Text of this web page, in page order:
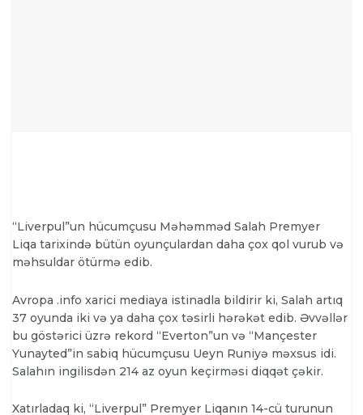
“Liverpul”un hücumçusu Məhəmməd Salah Premyer
Liqa tarixində bütün oyunçulardan daha çox qol vurub və
məhsuldar ötürmə edib.
Avropa .info xarici mediaya istinadla bildirir ki, Salah artıq
37 oyunda iki və ya daha çox təsirli hərəkət edib. Əvvəllər
bu göstərici üzrə rekord “Everton”un və “Mançester
Yunayted”in sabiq hücumçusu Ueyn Runiyə məxsus idi.
Salahın ingilisdən 214 az oyun keçirməsi diqqət çəkir.
Xatırladaq ki, “Liverpul” Premyer Liqanın 14-cü turunun